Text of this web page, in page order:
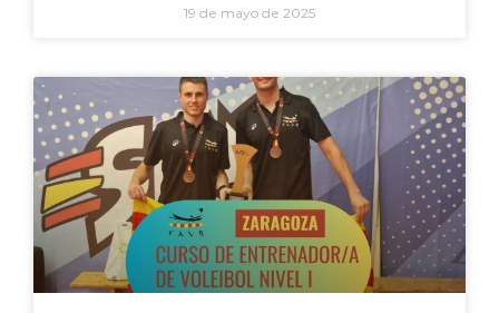
19 de mayo de 2025